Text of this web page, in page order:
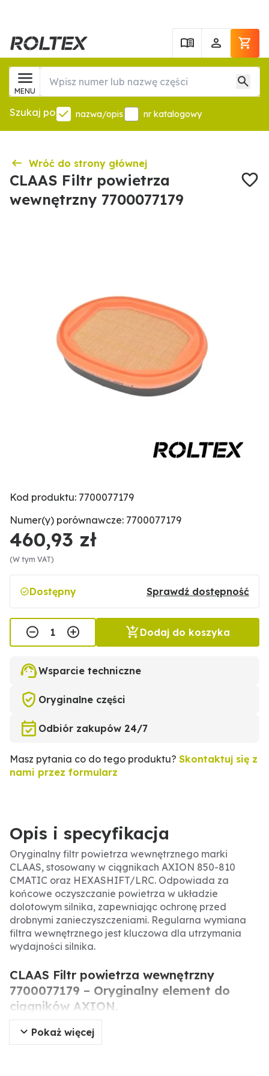
MENU
Szukaj po nazwa/opis nr katalogowy
Wróć do strony głównej
CLAAS Filtr powietrza
wewnętrzny 7700077179
Kod produktu: 7700077179
Numer(y) porównawcze: 7700077179
460,93 zł
(W tym VAT)
Dostępny Sprawdź dostępność
Dodaj do koszyka
Wsparcie techniczne
Oryginalne części
Odbiór zakupów 24/7
Masz pytania co do tego produktu? Skontaktuj się z
nami przez formularz
Opis i specyfikacja
Oryginalny filtr powietrza wewnętrznego marki
CLAAS, stosowany w ciągnikach AXION 850-810
CMATIC oraz HEXASHIFT/LRC. Odpowiada za
końcowe oczyszczanie powietrza w układzie
dolotowym silnika, zapewniając ochronę przed
drobnymi zanieczyszczeniami. Regularna wymiana
filtra wewnętrznego jest kluczowa dla utrzymania
wydajności silnika.
CLAAS Filtr powietrza wewnętrzny
7700077179 – Oryginalny element do
ciągników AXION.
Oryginalny filtr powietrza wewnętrznego produkcji
CLAAS, stosowany w ciągnikach serii AXION.
Pokaż więcej